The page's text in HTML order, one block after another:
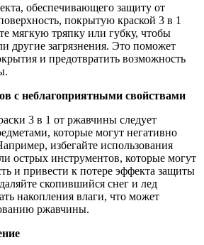
обеспечивающего защиту от
покрытую краской 3 в 1
мягкую тряпку или губку, чтобы
другие загрязнения. Это поможет
и предотвратить возможность
с неблагоприятными свойствами
3 в 1 от ржавчины следует
которые могут негативно
избегайте использования
острых инструментов, которые могут
и привести к потере эффекта защиты
скопившийся снег и лед
накопления влаги, что может
ржавчины.